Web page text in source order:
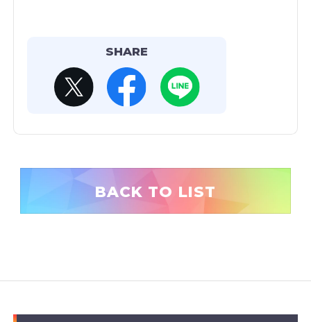
SHARE
BACK TO LIST